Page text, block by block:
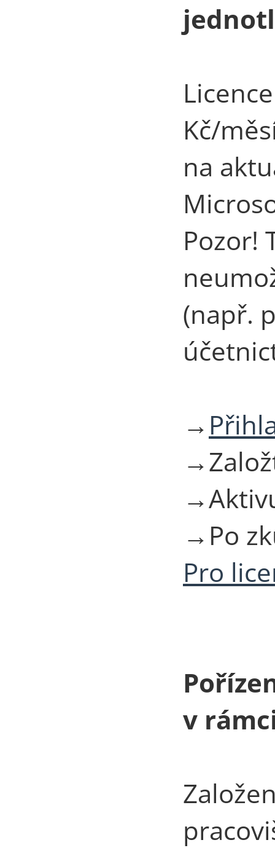
Kč/
na
Pozor!
(např.
→
→Po
Pro
v